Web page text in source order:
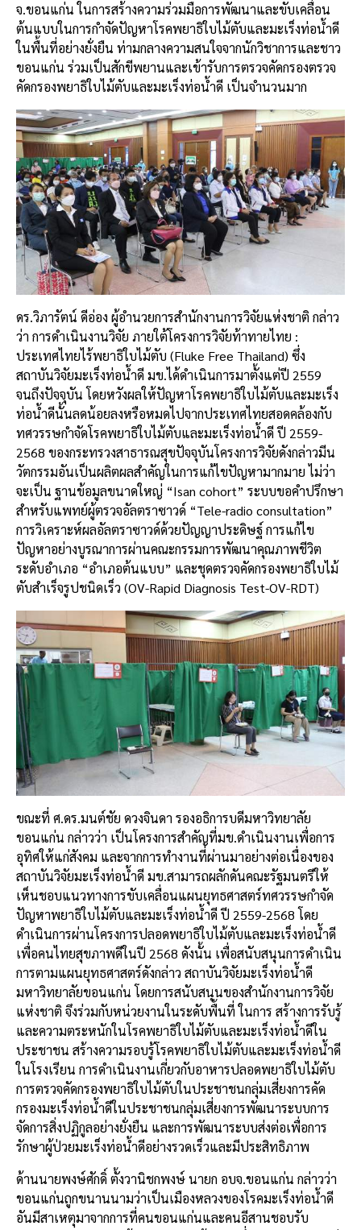
จ.ขอนแก่น ในการสร้างความร่วมมือการพัฒนาและขับเคลื่อน
ต้นแบบในการกำจัดปัญหาโรคพยาธิใบไม้ตับและมะเร็งท่อน้ำดี
ในพื้นที่อย่างยั่งยืน ท่ามกลางความสนใจจากนักวิชาการและชาว
ขอนแก่น ร่วมเป็นสักขีพยานและเข้ารับการตรวจคัดกรองตรวจ
คัดกรองพยาธิใบไม้ตับและมะเร็งท่อน้ำดี เป็นจำนวนมาก
ดร.วิภารัตน์ ดีอ่อง ผู้อำนวยการสำนักงานการวิจัยแห่งชาติ กล่าว
ว่า การดำเนินงานวิจัย ภายใต้โครงการวิจัยท้าทายไทย :
ประเทศไทยไร้พยาธิใบไม้ตับ (Fluke Free Thailand) ซึ่ง
สถาบันวิจัยมะเร็งท่อน้ำดี มข.ได้ดำเนินการมาตั้งแต่ปี 2559
จนถึงปัจจุบัน โดยหวังผลให้ปัญหาโรคพยาธิใบไม้ตับและมะเร็ง
ท่อน้ำดีนั้นลดน้อยลงหรือหมดไปจากประเทศไทยสอดคล้องกับ
ทศวรรษกำจัดโรคพยาธิใบไม้ตับและมะเร็งท่อน้ำดี ปี 2559-
2568 ของกระทรวงสาธารณสุขปัจจุบันโครงการวิจัยดังกล่าวมีน
วัตกรรมอันเป็นผลิตผลสำคัญในการแก้ไขปัญหามากมาย ไม่ว่า
จะเป็น ฐานข้อมูลขนาดใหญ่ “Isan cohort” ระบบขอคำปรึกษา
สำหรับแพทย์ผู้ตรวจอัลตราซาวด์ “Tele-radio consultation”
การวิเคราะห์ผลอัลตราซาวด์ด้วยปัญญาประดิษฐ์ การแก้ไข
ปัญหาอย่างบูรณาการผ่านคณะกรรมการพัฒนาคุณภาพชีวิต
ระดับอำเภอ “อำเภอต้นแบบ” และชุดตรวจคัดกรองพยาธิใบไม้
ตับสำเร็จรูปชนิดเร็ว (OV-Rapid Diagnosis Test-OV-RDT)
ขณะที่ ศ.ดร.มนต์ชัย ดวงจินดา รองอธิการบดีมหาวิทยาลัย
ขอนแก่น กล่าวว่า เป็นโครงการสำคัญที่มข.ดำเนินงานเพื่อการ
อุทิศให้แก่สังคม และจากการทำงานที่ผ่านมาอย่างต่อเนื่องของ
สถาบันวิจัยมะเร็งท่อน้ำดี มข.สามารถผลักดันคณะรัฐมนตรีให้
เห็นชอบแนวทางการขับเคลื่อนแผนยุทธศาสตร์ทศวรรษกำจัด
ปัญหาพยาธิใบไม้ตับและมะเร็งท่อน้ำดี ปี 2559-2568 โดย
ดำเนินการผ่านโครงการปลอดพยาธิใบไม้ตับและมะเร็งท่อน้ำดี
เพื่อคนไทยสุขภาพดีในปี 2568 ดังนั้น เพื่อสนับสนุนการดำเนิน
การตามแผนยุทธศาสตร์ดังกล่าว สถาบันวิจัยมะเร็งท่อน้ำดี
มหาวิทยาลัยขอนแก่น โดยการสนับสนุนของสำนักงานการวิจัย
แห่งชาติ จึงร่วมกับหน่วยงานในระดับพื้นที่ ในการ สร้างการรับรู้
และความตระหนักในโรคพยาธิใบไม้ตับและมะเร็งท่อน้ำดีใน
ประชาชน สร้างความรอบรู้โรคพยาธิใบไม้ตับและมะเร็งท่อน้ำดี
ในโรงเรียน การดำเนินงานเกี่ยวกับอาหารปลอดพยาธิใบไม้ตับ
การตรวจคัดกรองพยาธิใบไม้ตับในประชาชนกลุ่มเสี่ยงการคัด
กรองมะเร็งท่อน้ำดีในประชาชนกลุ่มเสี่ยงการพัฒนาระบบการ
จัดการสิ่งปฏิกูลอย่างยั่งยืน และการพัฒนาระบบส่งต่อเพื่อการ
รักษาผู้ป่วยมะเร็งท่อน้ำดีอย่างรวดเร็วและมีประสิทธิภาพ
ด้านนายพงษ์ศักดิ์ ตั้งวานิชกพงษ์ นายก อบจ.ขอนแก่น กล่าวว่า
ขอนแก่นถูกขนานนามว่าเป็นเมืองหลวงของโรคมะเร็งท่อน้ำดี
อันมีสาเหตุมาจากการที่คนขอนแก่นและคนอีสานชอบรับ